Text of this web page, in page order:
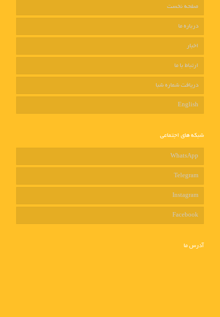
صفحه نخست
درباره ما
اخبار
ارتباط با ما
دریافت شماره شبا
English
شبکه های اجتماعی
WhatsApp
Telegram
Instagram
Facebook
آدرس ما